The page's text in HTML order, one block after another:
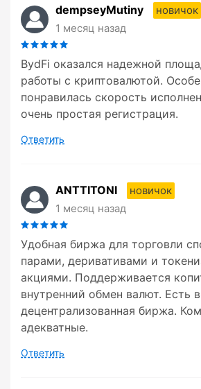
dempseyMutiny
новичок
1 месяц назад
BydFi оказался надежной
работы с криптовалютой.
понравилась скорость
очень простая регистрация.
Ответить
ANTTITONI
новичок
1 месяц назад
Удобная биржа для торговли
парами, деривативами и
акциями. Поддерживается
внутренний обмен валют. Есть
децентрализованная биржа.
адекватные.
Ответить